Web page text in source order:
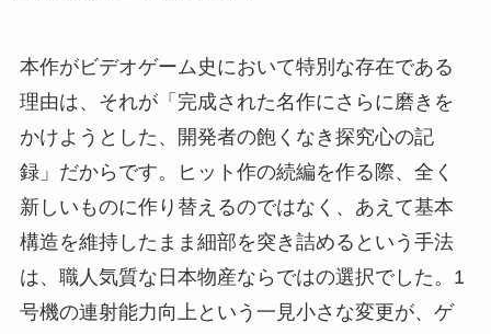
本作がビデオゲーム史において特別な存在である
理由は、それが「完成された名作にさらに磨きを
かけようとした、開発者の飽くなき探究心の記
録」だからです。ヒット作の続編を作る際、全く
新しいものに作り替えるのではなく、あえて基本
構造を維持したまま細部を突き詰めるという手法
は、職人気質な日本物産ならではの選択でした。1
号機の連射能力向上という一見小さな変更が、ゲ